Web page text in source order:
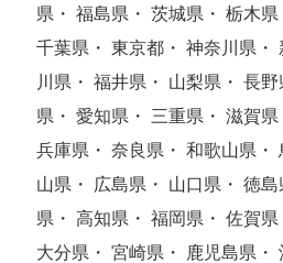
県・ 福島県・ 茨城県・ 栃木県
千葉県・ 東京都・ 神奈川県・
川県・ 福井県・ 山梨県・ 長
県・ 愛知県・ 三重県・ 滋賀県
兵庫県・ 奈良県・ 和歌山県・
山県・ 広島県・ 山口県・ 徳
県・ 高知県・ 福岡県・ 佐賀県
大分県・ 宮崎県・ 鹿児島県・